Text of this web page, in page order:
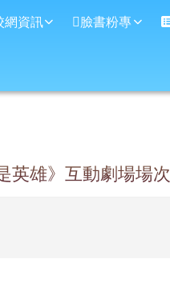
網資訊 臉書粉專
雄》互動劇場場